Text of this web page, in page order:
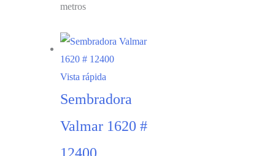
metros
Vista rápida
Sembradora
Valmar 1620 #
12400